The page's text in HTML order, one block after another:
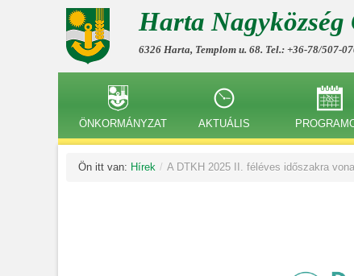
Harta
6326 Harta, Templom u. 68. Tel.: +36-78/507-
ÖNKORMÁNYZAT AKTUÁLIS
Ön itt van: Hírek / A DTKH 2025 II. féléves időszakra